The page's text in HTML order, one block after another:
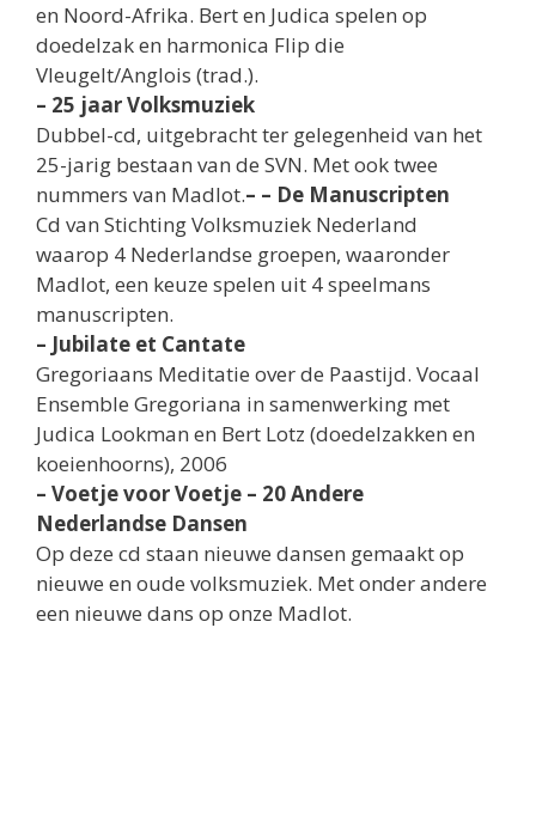
en Noord-Afrika. Bert en Judica spelen op
doedelzak en harmonica Flip die
Vleugelt/Anglois (trad.).
– 25 jaar Volksmuziek
Dubbel-cd, uitgebracht ter gelegenheid van het
25-jarig bestaan van de SVN. Met ook twee
nummers van Madlot.– – De Manuscripten
Cd van Stichting Volksmuziek Nederland
waarop 4 Nederlandse groepen, waaronder
Madlot, een keuze spelen uit 4 speelmans
manuscripten.
– Jubilate et Cantate
Gregoriaans Meditatie over de Paastijd. Vocaal
Ensemble Gregoriana in samenwerking met
Judica Lookman en Bert Lotz (doedelzakken en
koeienhoorns), 2006
– Voetje voor Voetje – 20 Andere
Nederlandse Dansen
Op deze cd staan nieuwe dansen gemaakt op
nieuwe en oude volksmuziek. Met onder andere
een nieuwe dans op onze Madlot.